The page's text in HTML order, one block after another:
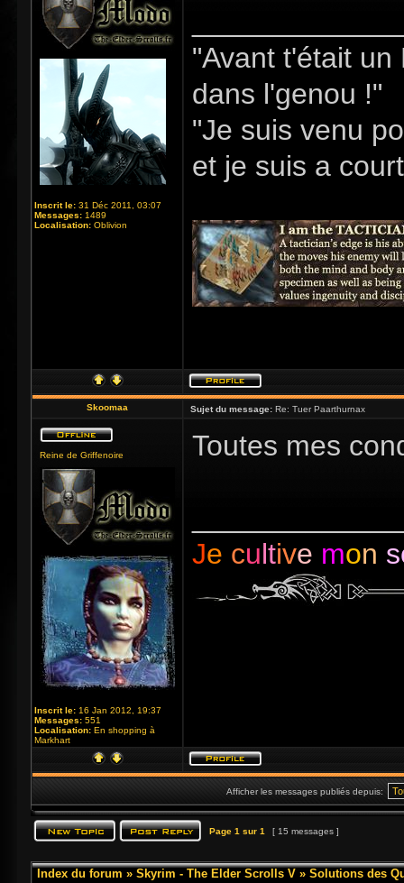
Inscrit le: 31 Déc 2011, 03:07
Messages: 1489
Localisation: Oblivion
"Avant t'était
dans l'genou !"
"Je suis venu
et je suis a
Skoomaa Sujet du message: Re: Tuer Paarthurnax
Reine de Griffenoire
Inscrit le: 16 Jan 2012, 19:37
Messages: 551
Localisation: En shopping à
Markhart
Toutes mes
Je cultive mon
Afficher les messages publiés depuis:
Page 1 sur 1 [ 15 messages ]
Index du forum » Skyrim - The Elder Scrolls V » Solutions des